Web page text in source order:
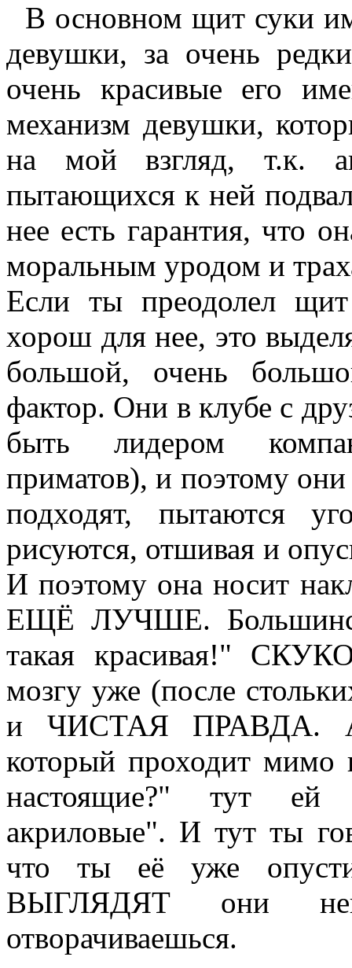
В основном щит суки
девушки, за очень
очень красивые его
механизм девушки,
на мой взгляд, т.к.
пытающихся к ней
нее есть гарантия, что
моральным уродом и
Если ты преодолел
хорош для нее, это
большой, очень
фактор. Они в клубе с
быть лидером
приматов), и поэтому
подходят, пытаются
рисуются, отшивая и
И поэтому она носит
ЕЩЁ ЛУЧШЕ.
такая красивая!"
мозгу уже (после
и ЧИСТАЯ ПРАВДА. А
который проходит
настоящие?" тут ей
акриловые". И тут ты
что ты её уже
ВЫГЛЯДЯТ они
отворачиваешься.